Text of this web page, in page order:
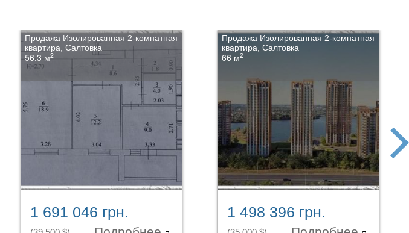
Продажа Изолированная 2-комнатная
квартира, Салтовка
56.3 м2
1 691 046 грн.
Продажа Изолированная 2-комнатная
квартира, Салтовка
66 м2
1 498 396 грн.
next